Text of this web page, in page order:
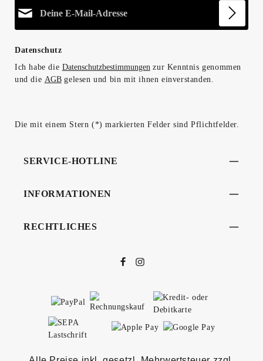
Datenschutz
Ich habe die Datenschutzbestimmungen zur Kenntnis genommen
und die AGBgelesen und bin mit ihnen einverstanden.
Die mit einem Stern (*) markierten Felder sind Pflichtfelder.
SERVICE-HOTLINE
INFORMATIONEN
RECHTLICHES